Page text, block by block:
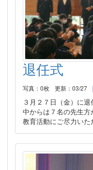
退任式
写真：0枚 更新：03/27
３月２７日（金）に
中からは７名の先生
教育活動にご尽力いた